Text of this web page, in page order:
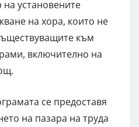
установените
на хора, които не
към
включително на
се предоставя
на пазара на труда